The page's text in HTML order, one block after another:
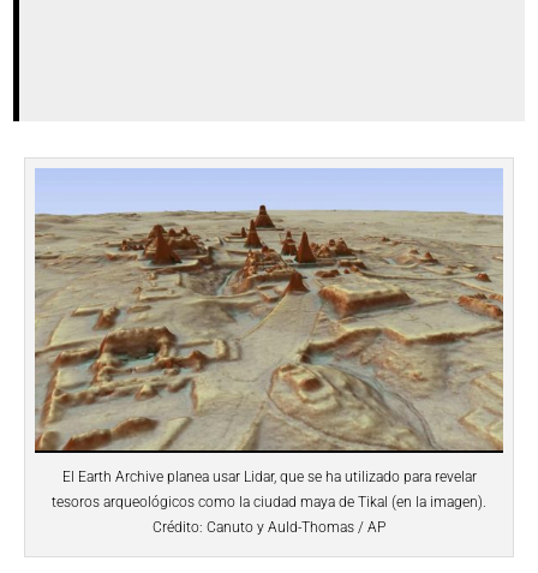
El Earth Archive planea usar Lidar, que se ha utilizado para revelar
tesoros arqueológicos como la ciudad maya de Tikal (en la imagen).
Crédito: Canuto y Auld-Thomas / AP